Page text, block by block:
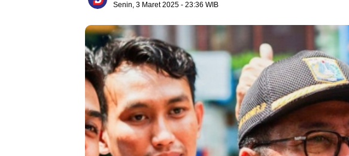
Senin, 3 Maret 2025 - 23:36 WIB